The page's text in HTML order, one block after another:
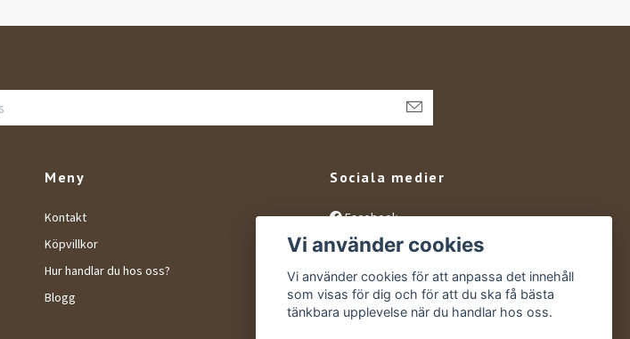
Meny
Kontakt
Köpvillkor
Hur handlar du hos oss?
Blogg
Sociala medier
Facebook
Instagram
YouTube
Vi använder cookies
Vi använder cookies för att anpassa det innehåll
som visas för dig och för att du ska få bästa
tänkbara upplevelse när du handlar hos oss.